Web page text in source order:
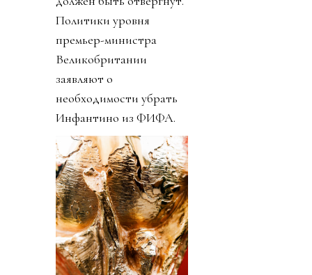
Политики уровня
премьер-министра
Великобритании
заявляют о
необходимости убрать
Инфантино из ФИФА.